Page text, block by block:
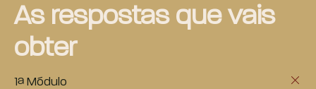
As respostas que vais
obter
1ª Módulo